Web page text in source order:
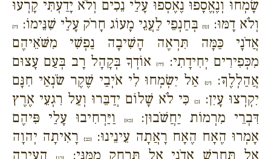
שָׂמְחוּ וְנֶאֱסָפוּ נֶאֶסְפוּ עָלַי נֵכִים וְלֹא יָדַעְתִּי קָרְעוּ
וְלֹא דָמּוּ:
{טז}בְּחַנְפֵי לַעֲגֵי מָעוֹג חָרֹק עָלַי שִׁנֵּימוֹ: {יז}
אֲדֹנָי כַּמָּה תִּרְאֶה הָשִׁיבָה נַפְשִׁי מִשֹּׁאֵיהֶם
מִכְּפִירִים יְחִידָתִי:
{יח}אוֹדְךָ בְּקָהָל רָב בְּעַם עָצוּם
אֲהַלְלֶךָּ:
{יט}אַל יִשְׂמְחוּ לִי אֹיְבַי שֶׁקֶר שֹׂנְאַי חִנָּם
יִקְרְצוּ עָיִן:
{כ}
כִּי לֹא שָׁלוֹם יְדַבֵּרוּ וְעַל רִגְעֵי אֶרֶץ
דִּבְרֵי מִרְמוֹת יַחֲשֹׁבוּן:{כא}
וַיַּרְחִיבוּ עָלַי פִּיהֶם
אָמְרוּ הֶאָח הֶאָח רָאֲתָה עֵינֵינוּ:
{כב}רָאִיתָה יְהוָה
אַל תֶּחֱרַשׁ אֲדֹנָי אֲל תִּרְחַק מִמֶּנִּי:
הָעִירָה